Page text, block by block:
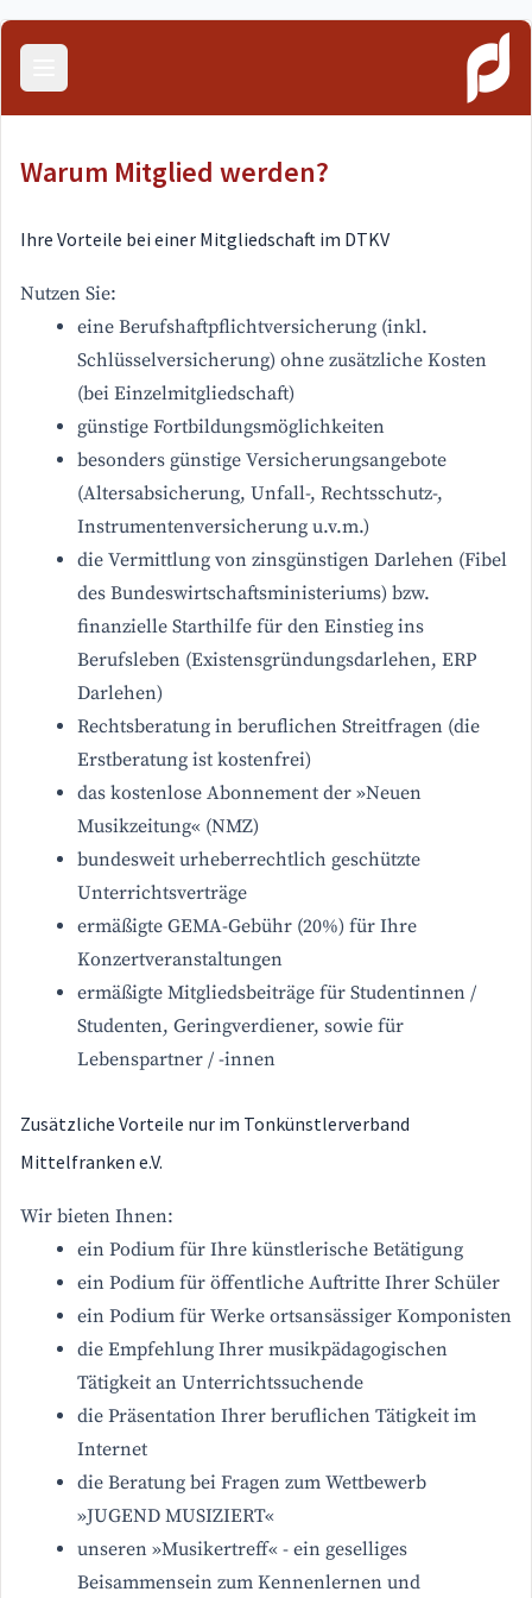
Menü öffnen
Warum Mitglied werden?
Ihre Vorteile bei einer Mitgliedschaft im DTKV
Nutzen Sie:
eine Berufshaftpflichtversicherung (inkl.
Schlüsselversicherung) ohne zusätzliche Kosten
(bei Einzelmitgliedschaft)
günstige Fortbildungsmöglichkeiten
besonders günstige Versicherungsangebote
(Altersabsicherung, Unfall-, Rechtsschutz-,
Instrumentenversicherung u.v.m.)
die Vermittlung von zinsgünstigen Darlehen (Fibel
des Bundeswirtschaftsministeriums) bzw.
finanzielle Starthilfe für den Einstieg ins
Berufsleben (Existensgründungsdarlehen, ERP
Darlehen)
Rechtsberatung in beruflichen Streitfragen (die
Erstberatung ist kostenfrei)
das kostenlose Abonnement der »Neuen
Musikzeitung« (NMZ)
bundesweit urheberrechtlich geschützte
Unterrichtsverträge
ermäßigte GEMA-Gebühr (20%) für Ihre
Konzertveranstaltungen
ermäßigte Mitgliedsbeiträge für Studentinnen /
Studenten, Geringverdiener, sowie für
Lebenspartner / -innen
Zusätzliche Vorteile nur im Tonkünstlerverband
Mittelfranken e.V.
Wir bieten Ihnen:
ein Podium für Ihre künstlerische Betätigung
ein Podium für öffentliche Auftritte Ihrer Schüler
ein Podium für Werke ortsansässiger Komponisten
die Empfehlung Ihrer musikpädagogischen
Tätigkeit an Unterrichtssuchende
die Präsentation Ihrer beruflichen Tätigkeit im
Internet
die Beratung bei Fragen zum Wettbewerb
»JUGEND MUSIZIERT«
unseren »Musikertreff« - ein geselliges
Beisammensein zum Kennenlernen und